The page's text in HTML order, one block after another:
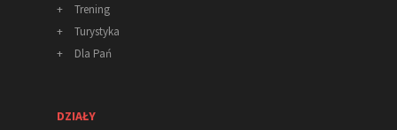
+
Trening
+
Turystyka
+
Dla Pań
DZIAŁY